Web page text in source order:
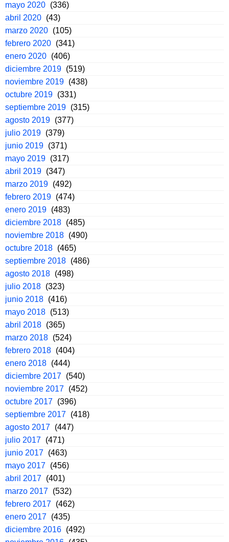
mayo 2020 (336)
abril 2020 (43)
marzo 2020 (105)
febrero 2020 (341)
enero 2020 (406)
diciembre 2019 (519)
noviembre 2019 (438)
octubre 2019 (331)
septiembre 2019 (315)
agosto 2019 (377)
julio 2019 (379)
junio 2019 (371)
mayo 2019 (317)
abril 2019 (347)
marzo 2019 (492)
febrero 2019 (474)
enero 2019 (483)
diciembre 2018 (485)
noviembre 2018 (490)
octubre 2018 (465)
septiembre 2018 (486)
agosto 2018 (498)
julio 2018 (323)
junio 2018 (416)
mayo 2018 (513)
abril 2018 (365)
marzo 2018 (524)
febrero 2018 (404)
enero 2018 (444)
diciembre 2017 (540)
noviembre 2017 (452)
octubre 2017 (396)
septiembre 2017 (418)
agosto 2017 (447)
julio 2017 (471)
junio 2017 (463)
mayo 2017 (456)
abril 2017 (401)
marzo 2017 (532)
febrero 2017 (462)
enero 2017 (435)
diciembre 2016 (492)